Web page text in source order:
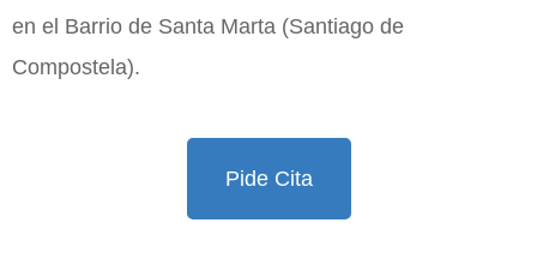
en el Barrio de Santa Marta (Santiago de
Compostela).
Pide Cita